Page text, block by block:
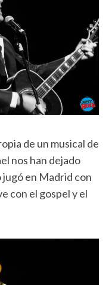
de un musical de
nos han dejado
en Madrid con
con el gospel y el